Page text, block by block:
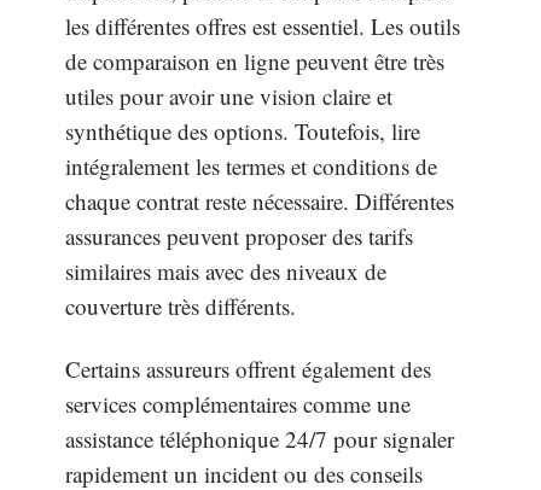
les différentes offres est essentiel. Les outils
de comparaison en ligne peuvent être très
utiles pour avoir une vision claire et
synthétique des options. Toutefois, lire
intégralement les termes et conditions de
chaque contrat reste nécessaire. Différentes
assurances peuvent proposer des tarifs
similaires mais avec des niveaux de
couverture très différents.
Certains assureurs offrent également des
services complémentaires comme une
assistance téléphonique 24/7 pour signaler
rapidement un incident ou des conseils